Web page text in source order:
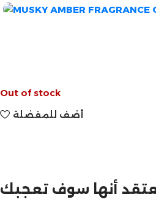
Out of stock
أضف للمفضلة
أنها سوف تعجبك